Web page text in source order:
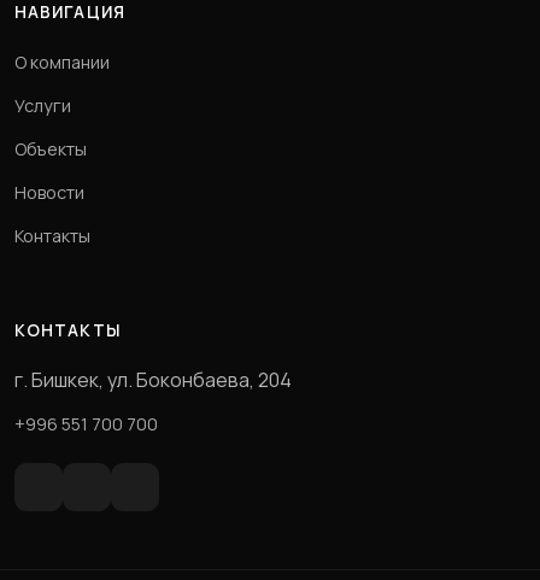
НАВИГАЦИЯ
О компании
Услуги
Объекты
Новости
Контакты
КОНТАКТЫ
г. Бишкек, ул. Боконбаева, 204
+996 551 700 700